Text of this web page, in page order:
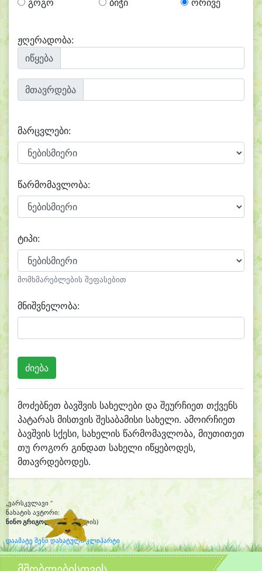
გოგო ბიჭი ორივე
ჟღერადობა:
იწყება
მთავრდება
მარცვლები:
წარმომავლობა:
ტიპი:
მომხმარებლების შეფასებით
მნიშვნელობა:
მოძებნეთ ბავშვის სახელები და შეურჩიეთ თქვენს
პატარას მისთვის შესაბამისი სახელი. ამოირჩიეთ
ბავშვის სქესი, სახელის წარმომავლობა, მიუთითეთ
თუ როგორ გინდათ სახელი იწყებოდეს,
მთავრდებოდეს.
„ვარსკვლავი “
ნახატის ავტორი:
ნინო გრიგოლია(ცხრა წლის)
დაამატე შენი დახატული კლიპარტი